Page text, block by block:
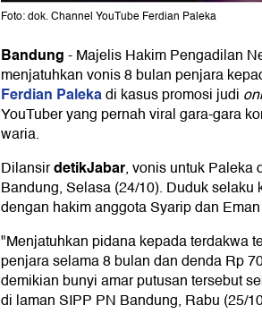
Foto: dok. Channel YouTube Ferdian Paleka
Bandung-Majelis Hakim Pengadilan
menjatuhkan vonis 8 bulan penjara
Ferdian Palekadi kasus promosi judi
YouTuber yang pernah viral gara-gara
waria.
DilansirdetikJabar, vonis untuk Paleka
Bandung, Selasa (24/10). Duduk
dengan hakim anggota Syarip dan
"Menjatuhkan pidana kepada terdakwa
penjara selama 8 bulan dan denda Rp
demikian bunyi amar putusan tersebut
di laman SIPP PN Bandung, Rabu (25/